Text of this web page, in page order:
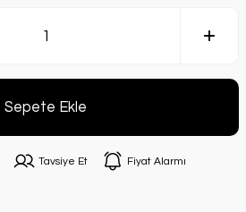
Sepete Ekle
Tavsiye Et Fiyat Alarmı